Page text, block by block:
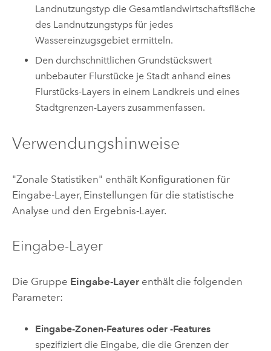
Landnutzungstyp die Gesamtlandwirtschaftsfläche
des Landnutzungstyps für jedes
Wassereinzugsgebiet ermitteln.
Den durchschnittlichen Grundstückswert
unbebauter Flurstücke je Stadt anhand eines
Flurstücks-Layers in einem Landkreis und eines
Stadtgrenzen-Layers zusammenfassen.
Verwendungshinweise
"Zonale Statistiken" enthält Konfigurationen für
Eingabe-Layer, Einstellungen für die statistische
Analyse und den Ergebnis-Layer.
Eingabe-Layer
Die Gruppe Eingabe-Layerenthält die folgenden
Parameter:
Eingabe-Zonen-Features oder -Features
spezifiziert die Eingabe, die die Grenzen der